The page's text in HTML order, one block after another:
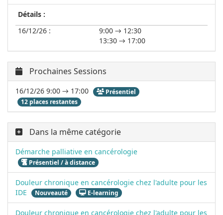
Détails :
16/12/26 :
9:00 → 12:30
13:30 → 17:00
Prochaines Sessions
16/12/26 9:00 → 17:00
Présentiel
12 places restantes
Dans la même catégorie
Démarche palliative en cancérologie
Présentiel / à distance
Douleur chronique en cancérologie chez l'adulte pour les
IDE
Nouveauté E-learning
Douleur chronique en cancérologie chez l'adulte pour les